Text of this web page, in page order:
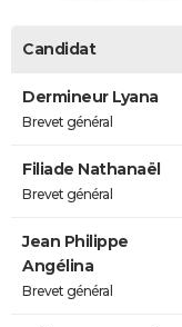
Candidat
Dermineur Lyana
Brevet général
Filiade Nathanaël
Brevet général
Jean Philippe
Angélina
Brevet général